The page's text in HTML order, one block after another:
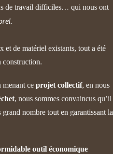
de travail difficiles… qui nous ont
et de matériel existants, tout a été
construction.
menant ce projet collectif, en nous
, nous sommes convaincus qu’il
nombre tout en garantissant la
outil économique